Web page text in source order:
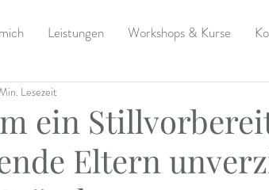
Leistungen Workshops & Kurse
ein
Eltern
Lesezeit